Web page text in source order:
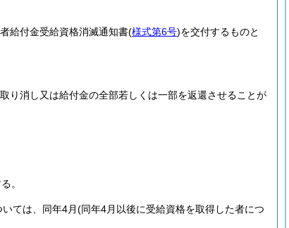
給付金受給資格消滅通知書(様式第6号)を交付するものと
り消し又は給付金の全部若しくは一部を返還させることが
。
ては、同年4月(同年4月以後に受給資格を取得した者につ